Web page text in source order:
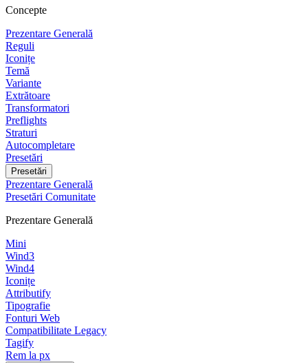
Concepte
Prezentare Generală
Reguli
Iconițe
Temă
Variante
Extrătoare
Transformatori
Preflights
Straturi
Autocompletare
Presetări
Presetări
Prezentare Generală
Presetări Comunitate
Prezentare Generală
Mini
Wind3
Wind4
Iconițe
Attributify
Tipografie
Fonturi Web
Compatibilitate Legacy
Tagify
Rem la px